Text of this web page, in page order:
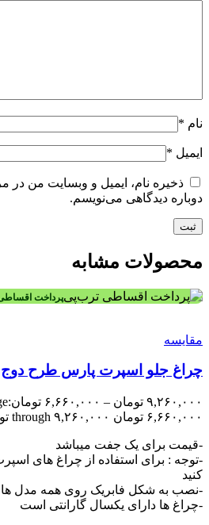
نام *
ایمیل *
ذخیره نام، ایمیل و وبسایت من در
دوباره دیدگاهی می‌نویسم.
محصولات مشابه
پرداخت
مقایسه
چراغ جلو اسپرت پارس طرح دوج
۹,۲۶۰,۰۰۰ تومان – ۶,۶۶۰,۰۰۰ تومان
۶,۶۶۰,۰۰۰ تومان through ۹,۲۶۰,۰۰۰ تومان
-قیمت برای یک جفت میباشد
-توجه : برای استفاده از چراغ های
کنید
-نصب به شکل فابریک روی همه مدل
-چراغ ها دارای یکسال گارانتی است